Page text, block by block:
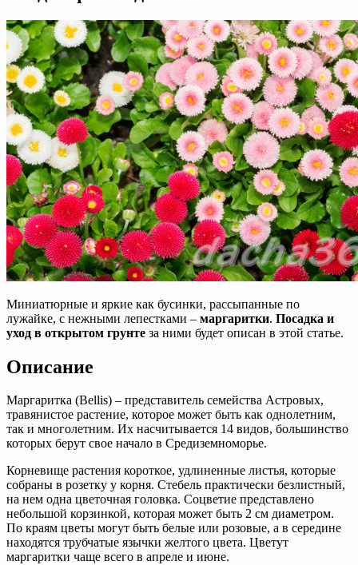
Миниатюрные и яркие как бусинки, рассыпанные по
лужайке, с нежными лепестками – маргаритки. Посадка и
уход в открытом грунте за ними будет описан в этой статье.
Описание
Маргаритка (Веllis) – представитель семейства Астровых,
травянистое растение, которое может быть как однолетним,
так и многолетним. Их насчитывается 14 видов, большинство
которых берут свое начало в Средиземноморье.
Корневище растения короткое, удлиненные листья, которые
собраны в розетку у корня. Стебель практически безлистный,
на нем одна цветочная головка. Соцветие представлено
небольшой корзинкой, которая может быть 2 см диаметром.
По краям цветы могут быть белые или розовые, а в середине
находятся трубчатые язычки желтого цвета. Цветут
маргаритки чаще всего в апреле и июне.